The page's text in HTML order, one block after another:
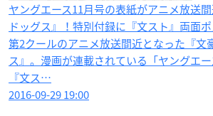
ヤングエース11月号の表紙がアニメ放送
ドッグス』！特別付録に『文スト』両面ポ
第2クールのアニメ放送間近となった『文
ス』。漫画が連載されている「ヤングエ
『文ス…
2016-09-29 19:00